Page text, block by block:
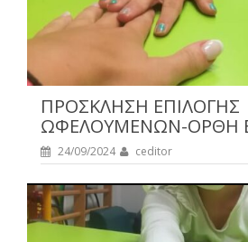
ΠΡΟΣΚΛΗΣΗ ΕΠΙΛΟΓΗΣ
ΩΦΕΛΟΥΜΕΝΩΝ-ΟΡΘΗ
24/09/2024 ceditor